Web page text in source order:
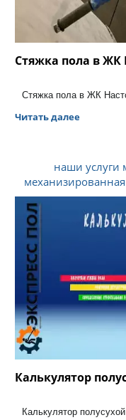
Стяжка пола в ЖК
Стяжка пола в ЖК
Читать далее
наши услуги
механизированная
Калькулятор
Калькулятор